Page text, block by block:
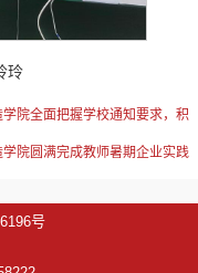
玲
院全面把握学校通知要求，积
院圆满完成教师暑期企业实践
号